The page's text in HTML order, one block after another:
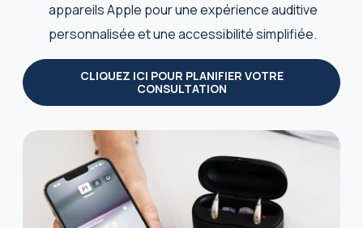
appareils Apple pour une expérience auditive
personnalisée et une accessibilité simplifiée.
CLIQUEZ ICI POUR PLANIFIER VOTRE
CONSULTATION